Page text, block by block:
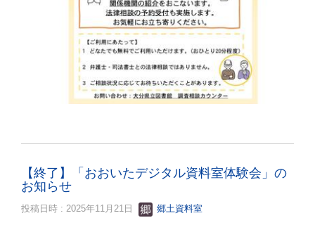
【終了】「おおいたデジタル資料室体験会」の
お知らせ
投稿日時 : 2025年11月21日 郷土資料室